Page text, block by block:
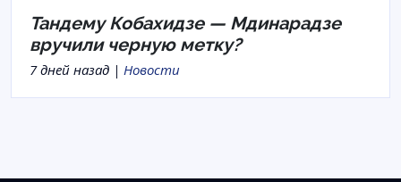
Тандему Кобахидзе — Мдинарадзе
вручили черную метку?
7 дней назад | Новости